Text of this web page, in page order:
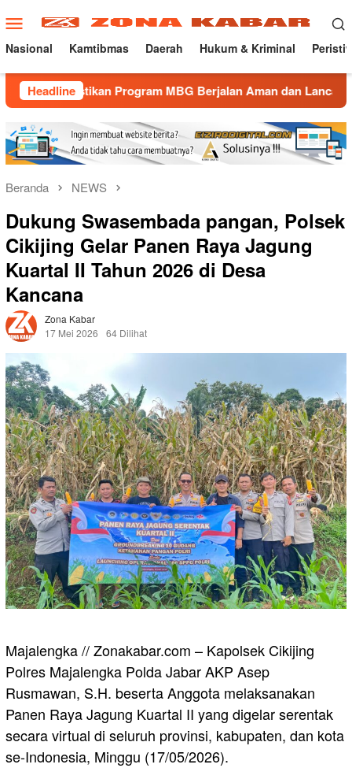
ke
konten
Menu
Mobile
Nasional Kamtibmas Daerah Hukum & Kriminal
Headline
Program MBG Berjalan Aman dan Lancar Gatur Lalin
Beranda NEWS
Dukung Swasembada pangan, Polsek
Cikijing Gelar Panen Raya Jagung
Kuartal II Tahun 2026 di Desa
Kancana
Zona Kabar
17 Mei 2026
64 Dilihat
Majalengka // Zonakabar.com – Kapolsek Cikijing
Polres Majalengka Polda Jabar AKP Asep
Rusmawan, S.H. beserta Anggota melaksanakan
Panen Raya Jagung Kuartal II yang digelar serentak
secara virtual di seluruh provinsi, kabupaten, dan kota
se-Indonesia, Minggu (17/05/2026).